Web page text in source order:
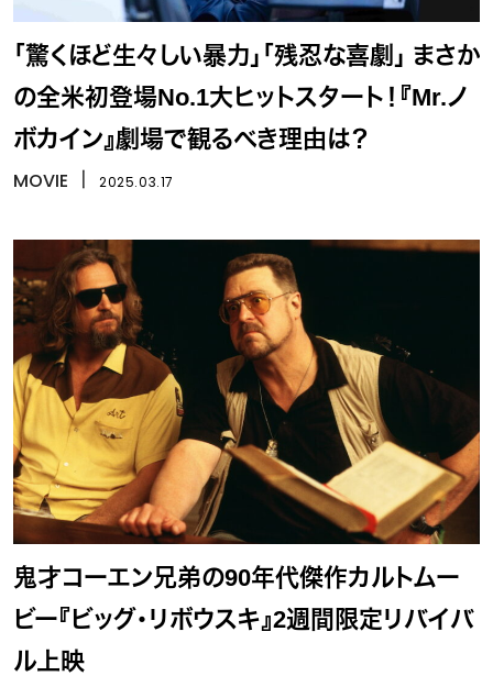
「驚くほど生々しい暴力」「残忍な喜劇」 まさか
の全米初登場No.1大ヒットスタート！『Mr.ノ
ボカイン』劇場で観るべき理由は？
MOVIE 2025.03.17
鬼才コーエン兄弟の90年代傑作カルトムー
ビー『ビッグ・リボウスキ』2週間限定リバイバ
ル上映